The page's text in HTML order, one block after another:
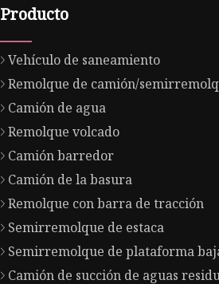
Producto
Vehículo de saneamiento
Remolque de camión/
Camión de agua
Remolque volcado
Camión barredor
Camión de la basura
Remolque con barra de tracción
Semirremolque de estaca
Semirremolque de plataforma
Camión de succión de aguas